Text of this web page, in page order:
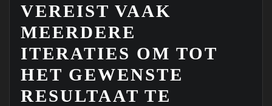
VEREIST VAAK
MEERDERE
ITERATIES OM TOT
HET GEWENSTE
RESULTAAT TE